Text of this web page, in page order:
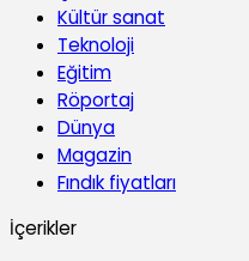
Kültür sanat
Teknoloji
Eğitim
Röportaj
Dünya
Magazin
Fındık fiyatları
İçerikler